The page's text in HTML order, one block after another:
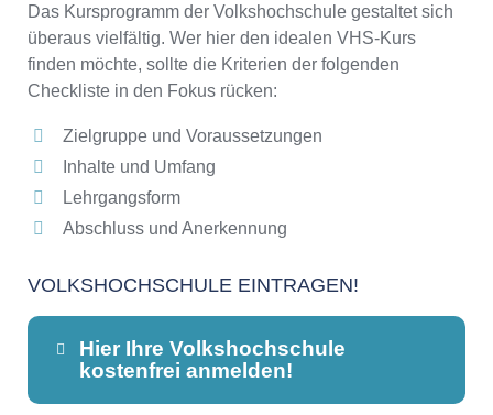
Das Kursprogramm der Volkshochschule gestaltet sich
überaus vielfältig. Wer hier den idealen VHS-Kurs
finden möchte, sollte die Kriterien der folgenden
Checkliste in den Fokus rücken:
Zielgruppe und Voraussetzungen
Inhalte und Umfang
Lehrgangsform
Abschluss und Anerkennung
VOLKSHOCHSCHULE EINTRAGEN!
Hier Ihre Volkshochschule
kostenfrei anmelden!